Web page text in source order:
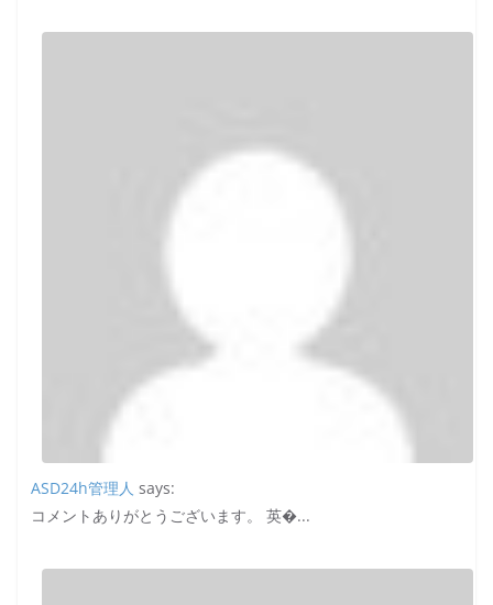
ASD24h管理人 says:
コメントありがとうございます。 英�...